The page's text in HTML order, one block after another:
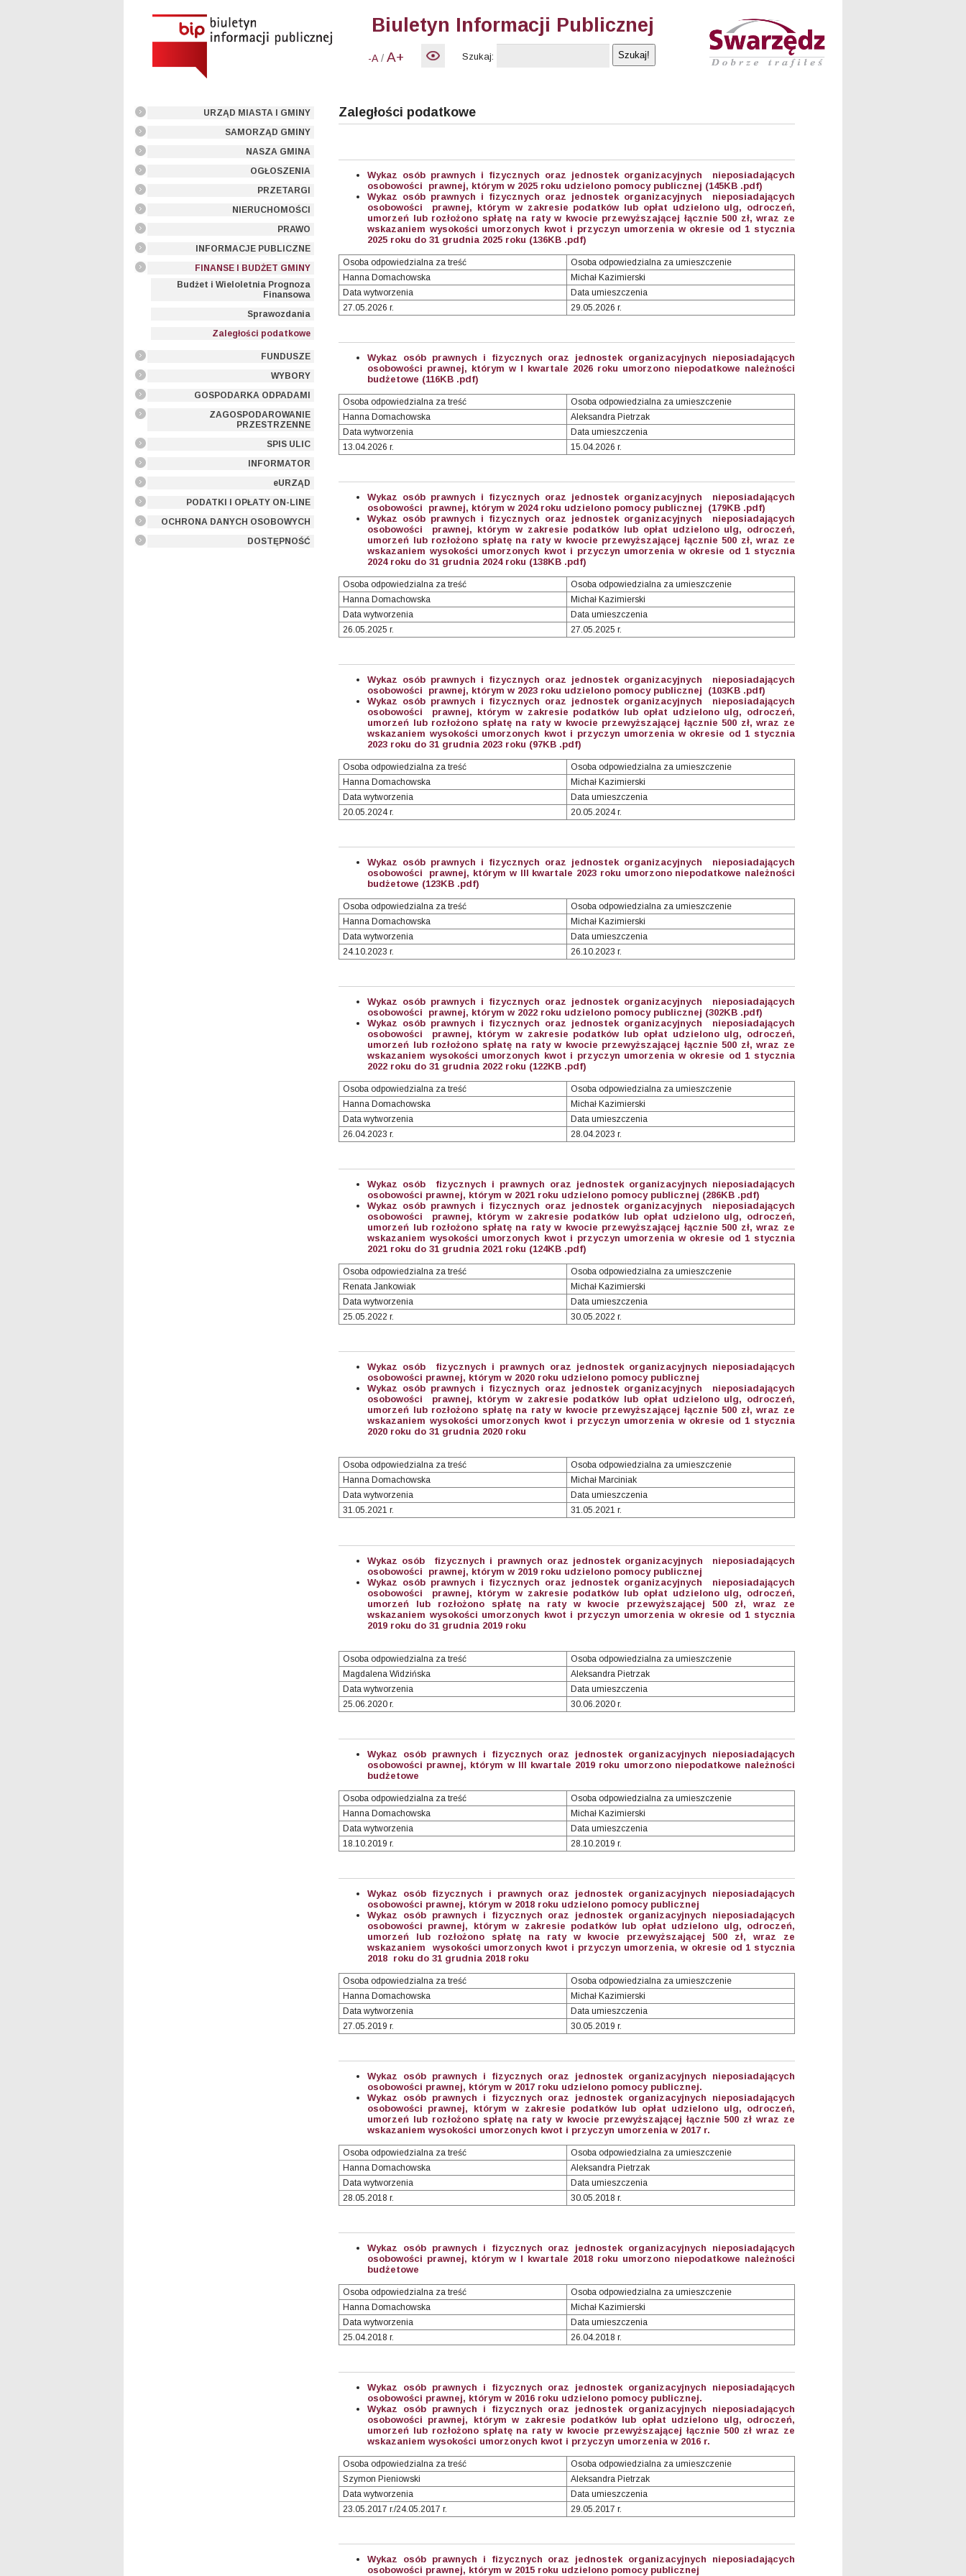
Biuletyn Informacji Publicznej
-A / A+ Szukaj:
URZĄD MIASTA I GMINY
SAMORZĄD GMINY
NASZA GMINA
OGŁOSZENIA
PRZETARGI
NIERUCHOMOŚCI
PRAWO
INFORMACJE PUBLICZNE
FINANSE I BUDŻET GMINY
Budżet i Wieloletnia Prognoza
Finansowa
Sprawozdania
Zaległości podatkowe
FUNDUSZE
WYBORY
GOSPODARKA ODPADAMI
ZAGOSPODAROWANIE
PRZESTRZENNE
SPIS ULIC
INFORMATOR
eURZĄD
PODATKI I OPŁATY ON-LINE
OCHRONA DANYCH OSOBOWYCH
DOSTĘPNOŚĆ
Zaległości podatkowe
Wykaz osób prawnych i fizycznych oraz jednostek organizacyjnych nieposiadających
osobowości prawnej, którym w 2025 roku udzielono pomocy publicznej (145KB .pdf)
Wykaz osób prawnych i fizycznych oraz jednostek organizacyjnych nieposiadających
osobowości prawnej, którym w zakresie podatków lub opłat udzielono ulg, odroczeń,
umorzeń lub rozłożono spłatę na raty w kwocie przewyższającej łącznie 500 zł, wraz ze
wskazaniem wysokości umorzonych kwot i przyczyn umorzenia w okresie od 1 stycznia
2025 roku do 31 grudnia 2025 roku (136KB .pdf)
Osoba odpowiedzialna za treść
Osoba odpowiedzialna za umieszczenie
Hanna Domachowska
Michał Kazimierski
Data wytworzenia
Data umieszczenia
27.05.2026 r.
29.05.2026 r.
Wykaz osób prawnych i fizycznych oraz jednostek organizacyjnych nieposiadających
osobowości prawnej, którym w I kwartale 2026 roku umorzono niepodatkowe należności
budżetowe (116KB .pdf)
Osoba odpowiedzialna za treść
Osoba odpowiedzialna za umieszczenie
Hanna Domachowska
Aleksandra Pietrzak
Data wytworzenia
Data umieszczenia
13.04.2026 r.
15.04.2026 r.
Wykaz osób prawnych i fizycznych oraz jednostek organizacyjnych nieposiadających
osobowości prawnej, którym w 2024 roku udzielono pomocy publicznej (179KB .pdf)
Wykaz osób prawnych i fizycznych oraz jednostek organizacyjnych nieposiadających
osobowości prawnej, którym w zakresie podatków lub opłat udzielono ulg, odroczeń,
umorzeń lub rozłożono spłatę na raty w kwocie przewyższającej łącznie 500 zł, wraz ze
wskazaniem wysokości umorzonych kwot i przyczyn umorzenia w okresie od 1 stycznia
2024 roku do 31 grudnia 2024 roku (138KB .pdf)
Osoba odpowiedzialna za treść
Osoba odpowiedzialna za umieszczenie
Hanna Domachowska
Michał Kazimierski
Data wytworzenia
Data umieszczenia
26.05.2025 r.
27.05.2025 r.
Wykaz osób prawnych i fizycznych oraz jednostek organizacyjnych nieposiadających
osobowości prawnej, którym w 2023 roku udzielono pomocy publicznej (103KB .pdf)
Wykaz osób prawnych i fizycznych oraz jednostek organizacyjnych nieposiadających
osobowości prawnej, którym w zakresie podatków lub opłat udzielono ulg, odroczeń,
umorzeń lub rozłożono spłatę na raty w kwocie przewyższającej łącznie 500 zł, wraz ze
wskazaniem wysokości umorzonych kwot i przyczyn umorzenia w okresie od 1 stycznia
2023 roku do 31 grudnia 2023 roku (97KB .pdf)
Osoba odpowiedzialna za treść
Osoba odpowiedzialna za umieszczenie
Hanna Domachowska
Michał Kazimierski
Data wytworzenia
Data umieszczenia
20.05.2024 r.
20.05.2024 r.
Wykaz osób prawnych i fizycznych oraz jednostek organizacyjnych nieposiadających
osobowości prawnej, którym w III kwartale 2023 roku umorzono niepodatkowe należności
budżetowe (123KB .pdf)
Osoba odpowiedzialna za treść
Osoba odpowiedzialna za umieszczenie
Hanna Domachowska
Michał Kazimierski
Data wytworzenia
Data umieszczenia
24.10.2023 r.
26.10.2023 r.
Wykaz osób prawnych i fizycznych oraz jednostek organizacyjnych nieposiadających
osobowości prawnej, którym w 2022 roku udzielono pomocy publicznej (302KB .pdf)
Wykaz osób prawnych i fizycznych oraz jednostek organizacyjnych nieposiadających
osobowości prawnej, którym w zakresie podatków lub opłat udzielono ulg, odroczeń,
umorzeń lub rozłożono spłatę na raty w kwocie przewyższającej łącznie 500 zł, wraz ze
wskazaniem wysokości umorzonych kwot i przyczyn umorzenia w okresie od 1 stycznia
2022 roku do 31 grudnia 2022 roku (122KB .pdf)
Osoba odpowiedzialna za treść
Osoba odpowiedzialna za umieszczenie
Hanna Domachowska
Michał Kazimierski
Data wytworzenia
Data umieszczenia
26.04.2023 r.
28.04.2023 r.
Wykaz osób fizycznych i prawnych oraz jednostek organizacyjnych nieposiadających
osobowości prawnej, którym w 2021 roku udzielono pomocy publicznej (286KB .pdf)
Wykaz osób prawnych i fizycznych oraz jednostek organizacyjnych nieposiadających
osobowości prawnej, którym w zakresie podatków lub opłat udzielono ulg, odroczeń,
umorzeń lub rozłożono spłatę na raty w kwocie przewyższającej łącznie 500 zł, wraz ze
wskazaniem wysokości umorzonych kwot i przyczyn umorzenia w okresie od 1 stycznia
2021 roku do 31 grudnia 2021 roku (124KB .pdf)
Osoba odpowiedzialna za treść
Osoba odpowiedzialna za umieszczenie
Renata Jankowiak
Michał Kazimierski
Data wytworzenia
Data umieszczenia
25.05.2022 r.
30.05.2022 r.
Wykaz osób fizycznych i prawnych oraz jednostek organizacyjnych nieposiadających
osobowości prawnej, którym w 2020 roku udzielono pomocy publicznej
Wykaz osób prawnych i fizycznych oraz jednostek organizacyjnych nieposiadających
osobowości prawnej, którym w zakresie podatków lub opłat udzielono ulg, odroczeń,
umorzeń lub rozłożono spłatę na raty w kwocie przewyższającej łącznie 500 zł, wraz ze
wskazaniem wysokości umorzonych kwot i przyczyn umorzenia w okresie od 1 stycznia
2020 roku do 31 grudnia 2020 roku
Osoba odpowiedzialna za treść
Osoba odpowiedzialna za umieszczenie
Hanna Domachowska
Michał Marciniak
Data wytworzenia
Data umieszczenia
31.05.2021 r.
31.05.2021 r.
Wykaz osób fizycznych i prawnych oraz jednostek organizacyjnych nieposiadających
osobowości prawnej, którym w 2019 roku udzielono pomocy publicznej
Wykaz osób prawnych i fizycznych oraz jednostek organizacyjnych nieposiadających
osobowości prawnej, którym w zakresie podatków lub opłat udzielono ulg, odroczeń,
umorzeń lub rozłożono spłatę na raty w kwocie przewyższającej 500 zł, wraz ze
wskazaniem wysokości umorzonych kwot i przyczyn umorzenia w okresie od 1 stycznia
2019 roku do 31 grudnia 2019 roku
Osoba odpowiedzialna za treść
Osoba odpowiedzialna za umieszczenie
Magdalena Widzińska
Aleksandra Pietrzak
Data wytworzenia
Data umieszczenia
25.06.2020 r.
30.06.2020 r.
Wykaz osób prawnych i fizycznych oraz jednostek organizacyjnych nieposiadających
osobowości prawnej, którym w III kwartale 2019 roku umorzono niepodatkowe należności
budżetowe
Osoba odpowiedzialna za treść
Osoba odpowiedzialna za umieszczenie
Hanna Domachowska
Michał Kazimierski
Data wytworzenia
Data umieszczenia
18.10.2019 r.
28.10.2019 r.
Wykaz osób fizycznych i prawnych oraz jednostek organizacyjnych nieposiadających
osobowości prawnej, którym w 2018 roku udzielono pomocy publicznej
Wykaz osób prawnych i fizycznych oraz jednostek organizacyjnych nieposiadających
osobowości prawnej, którym w zakresie podatków lub opłat udzielono ulg, odroczeń,
umorzeń lub rozłożono spłatę na raty w kwocie przewyższającej 500 zł, wraz ze
wskazaniem wysokości umorzonych kwot i przyczyn umorzenia, w okresie od 1 stycznia
2018 roku do 31 grudnia 2018 roku
Osoba odpowiedzialna za treść
Osoba odpowiedzialna za umieszczenie
Hanna Domachowska
Michał Kazimierski
Data wytworzenia
Data umieszczenia
27.05.2019 r.
30.05.2019 r.
Wykaz osób prawnych i fizycznych oraz jednostek organizacyjnych nieposiadających
osobowości prawnej, którym w 2017 roku udzielono pomocy publicznej.
Wykaz osób prawnych i fizycznych oraz jednostek organizacyjnych nieposiadających
osobowości prawnej, którym w zakresie podatków lub opłat udzielono ulg, odroczeń,
umorzeń lub rozłożono spłatę na raty w kwocie przewyższającej łącznie 500 zł wraz ze
wskazaniem wysokości umorzonych kwot i przyczyn umorzenia w 2017 r.
Osoba odpowiedzialna za treść
Osoba odpowiedzialna za umieszczenie
Hanna Domachowska
Aleksandra Pietrzak
Data wytworzenia
Data umieszczenia
28.05.2018 r.
30.05.2018 r.
Wykaz osób prawnych i fizycznych oraz jednostek organizacyjnych nieposiadających
osobowości prawnej, którym w I kwartale 2018 roku umorzono niepodatkowe należności
budżetowe
Osoba odpowiedzialna za treść
Osoba odpowiedzialna za umieszczenie
Hanna Domachowska
Michał Kazimierski
Data wytworzenia
Data umieszczenia
25.04.2018 r.
26.04.2018 r.
Wykaz osób prawnych i fizycznych oraz jednostek organizacyjnych nieposiadających
osobowości prawnej, którym w 2016 roku udzielono pomocy publicznej.
Wykaz osób prawnych i fizycznych oraz jednostek organizacyjnych nieposiadających
osobowości prawnej, którym w zakresie podatków lub opłat udzielono ulg, odroczeń,
umorzeń lub rozłożono spłatę na raty w kwocie przewyższającej łącznie 500 zł wraz ze
wskazaniem wysokości umorzonych kwot i przyczyn umorzenia w 2016 r.
Osoba odpowiedzialna za treść
Osoba odpowiedzialna za umieszczenie
Szymon Pieniowski
Aleksandra Pietrzak
Data wytworzenia
Data umieszczenia
23.05.2017 r./24.05.2017 r.
29.05.2017 r.
Wykaz osób prawnych i fizycznych oraz jednostek organizacyjnych nieposiadających
osobowości prawnej, którym w 2015 roku udzielono pomocy publicznej